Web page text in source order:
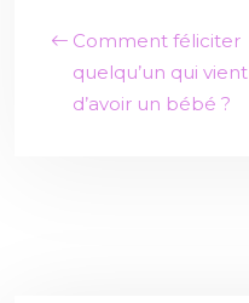
Comment féliciter
quelqu’un qui vient
d’avoir un bébé ?